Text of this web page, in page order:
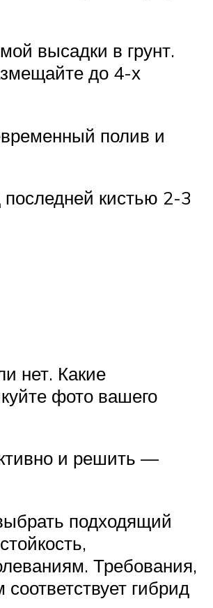
высадки в грунт.
до 4-х
полив и
последней кистью 2-3
нет. Какие
фото вашего
и решить —
подходящий
Требования,
гибрид